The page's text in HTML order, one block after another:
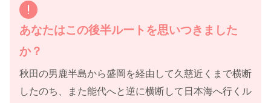
あなたはこの後半ルートを思いつきました
か？
秋田の男鹿半島から盛岡を経由して久慈近くまで横断
したのち、また能代へと逆に横断して日本海へ行くル